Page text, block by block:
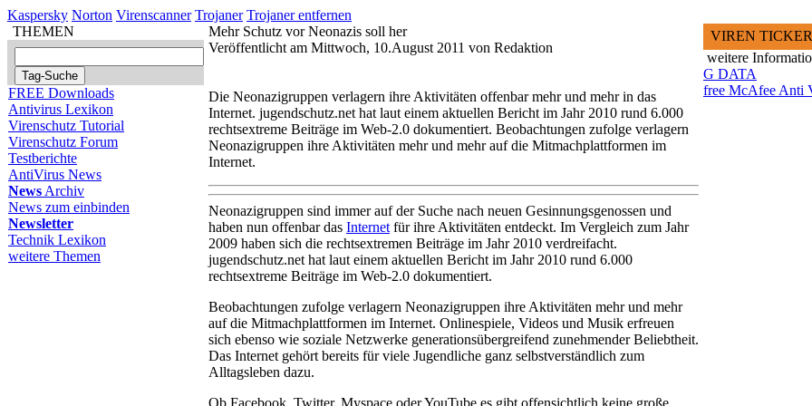
Kaspersky Norton Virenscanner Trojaner Trojaner entfernen
THEMEN
FREE Downloads
Antivirus Lexikon
Virenschutz Tutorial
Virenschutz Forum
Testberichte
AntiVirus News
News Archiv
News zum einbinden
Newsletter
Technik Lexikon
weitere Themen
Mehr Schutz vor Neonazis soll her
Veröffentlicht am Mittwoch, 10.August 2011 von Redaktion
Die Neonazigruppen verlagern ihre Aktivitäten offenbar mehr und mehr in das
Internet. jugendschutz.net hat laut einem aktuellen Bericht im Jahr 2010 rund 6.000
rechtsextreme Beiträge im Web-2.0 dokumentiert. Beobachtungen zufolge verlagern
Neonazigruppen ihre Aktivitäten mehr und mehr auf die Mitmachplattformen im
Internet.
Neonazigruppen sind immer auf der Suche nach neuen Gesinnungsgenossen und
haben nun offenbar das Internet für ihre Aktivitäten entdeckt. Im Vergleich zum Jahr
2009 haben sich die rechtsextremen Beiträge im Jahr 2010 verdreifacht.
jugendschutz.net hat laut einem aktuellen Bericht im Jahr 2010 rund 6.000
rechtsextreme Beiträge im Web-2.0 dokumentiert.
Beobachtungen zufolge verlagern Neonazigruppen ihre Aktivitäten mehr und mehr
auf die Mitmachplattformen im Internet. Onlinespiele, Videos und Musik erfreuen
sich ebenso wie soziale Netzwerke generationsübergreifend zunehmender Beliebtheit.
Das Internet gehört bereits für viele Jugendliche ganz selbstverständlich zum
Alltagsleben dazu.
Ob Facebook, Twitter, Myspace oder YouTube es gibt offensichtlich keine große
VIREN TICKER
weitere
G DATA
free McAfee Anti